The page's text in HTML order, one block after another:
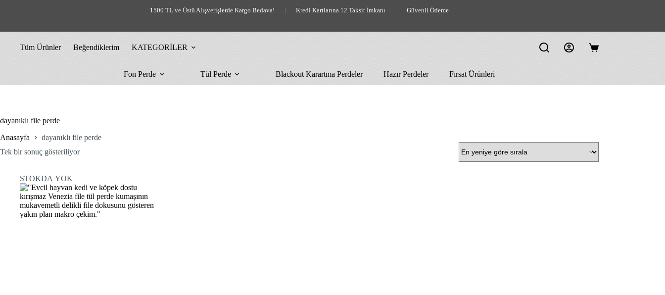
1500 TL ve Üstü Alışverişlerde Kargo Bedava! | Kredi Kartlarına 12 Taksit İmkanı | Güvenli Ödeme
Tüm Ürünler Beğendiklerim KATEGORİLER
Shopping
Fon Perde
Tül Perde Blackout Karartma Perdeler Hazır Perdeler Fırsat Ürünleri
dayanıklı file perde
Anasayfa
dayanıklı file perde
Tek bir sonuç gösteriliyor
STOKDA YOK